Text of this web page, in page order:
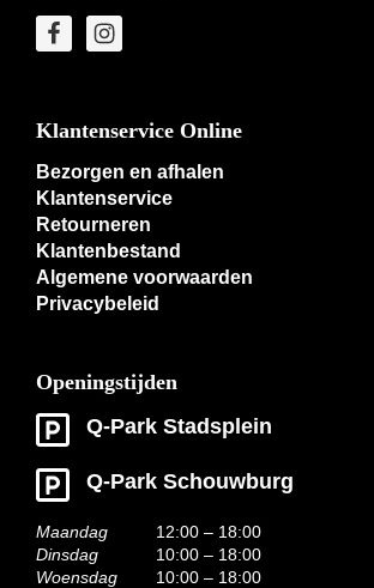
Klantenservice Online
Bezorgen en afhalen
Klantenservice
Retourneren
Klantenbestand
Algemene voorwaarden
Privacybeleid
Openingstijden
Q-Park Stadsplein
Q-Park Schouwburg
Maandag
12:00 – 18:00
Dinsdag
10:00 – 18:00
Woensdag
10:00 – 18:00